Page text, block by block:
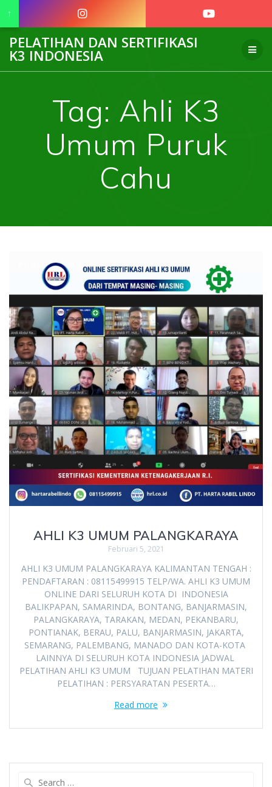
to
PELATIHAN DAN SERTIFIKASI
K3 INDONESIA
Tag: Ahli K3
Umum Puruk
Cahu
AHLI K3 UMUM PALANGKARAYA
Februari 5, 2021
AHLI K3 UMUM PALANGKARAYA KALIMANTAN TENGAH :
PENDAFTARAN : 08115499915 TELP/WA. AHLI K3 UMUM
ONLINE DARI SELURUH KOTA DI INDONESIA
BALIKPAPAN, SAMARINDA, BONTANG, BANJARMASIN,
PALANGKARAYA, TARAKAN, MEDAN, PEKANBARU,
PONTIANAK, BERAU, PALU, BANJARMASIN, JAKARTA,
SEMARANG, PALEMBANG, MANADO DAN KOTA-KOTA
LAINNYA DI SELURUH KOTA INDONESIA JADWAL
PELATIHAN AHLI K3 UMUM TUJUAN PELATIHAN MATERI
PELATIHAN : PERSYARATAN PESERTA…
Read more
↑